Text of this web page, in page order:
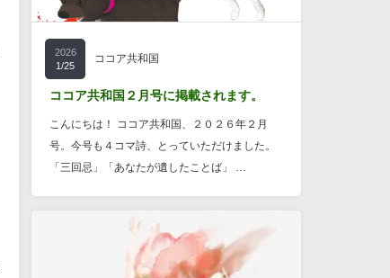
2026
1/25
ココア共和国
ココア共和国２月号に掲載されます。
こんにちは！ ココア共和国、２０２６年２月
号。今号も４コマ詩、とっていただけました。
「三回忌」「あなたが遺したことば」 …